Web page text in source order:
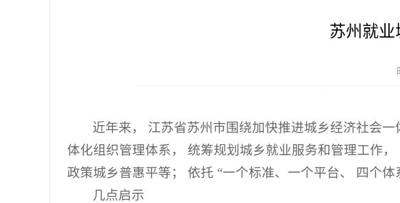
苏州就
近年来， 江苏省苏州市围绕加快推进城乡经济社会
体化组织管理体系， 统筹规划城乡就业服务和管理工作
政策城乡普惠平等； 依托 “一个标准、一个平台、 四个
几点启示